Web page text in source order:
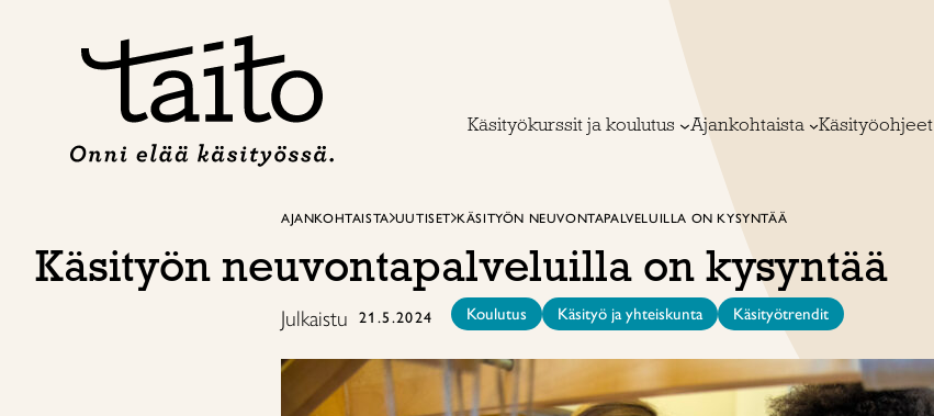
Käsityökurssit ja koulutus Ajankohtaista Käsityöohjeet
AJANKOHTAISTA UUTISET KÄSITYÖN NEUVONTAPALVELUILLA ON KYSYNTÄÄ
Käsityön neuvontapalveluilla on kysyntää
Julkaistu 21.5.2024 Koulutus Käsityö ja yhteiskunta Käsityötrendit